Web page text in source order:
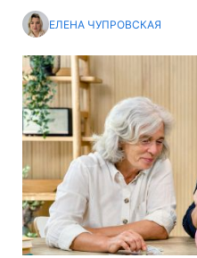
ЕЛЕНА ЧУПРОВСКАЯ